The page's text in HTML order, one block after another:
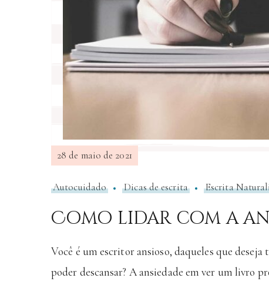
28 de maio de 2021
Autocuidado Dicas de escrita Escrita
Como lidar com a
Você é um escritor ansioso, daqueles que
poder descansar? A ansiedade em ver um livro